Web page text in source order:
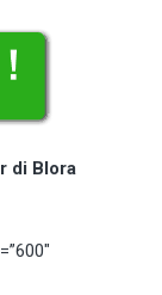
di Blora